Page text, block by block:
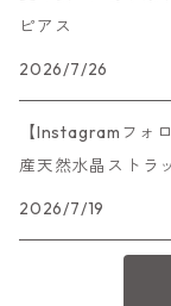
ピアス
2026/7/26
【Instagramフォ
産天然水晶ストラ
2026/7/19